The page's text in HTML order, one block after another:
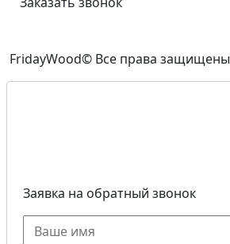
FridayWood© Все права защищены
Заявка на обратный звонок